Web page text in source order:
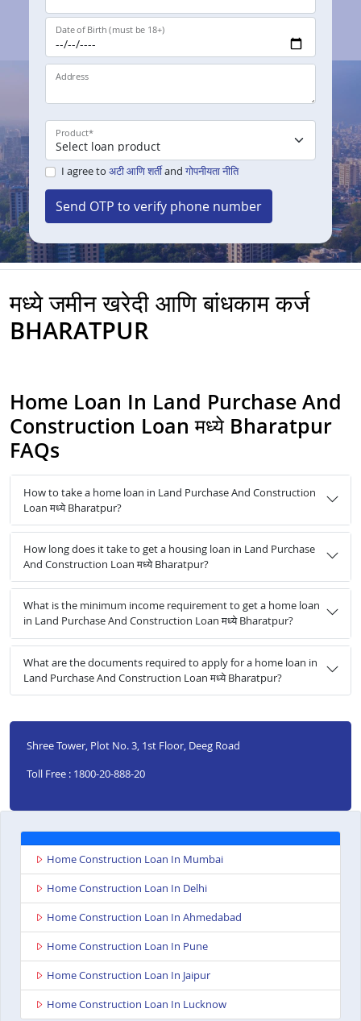
Date of Birth (must be 18+)
Address
Product*
I agree to अटी आणि शर्तीand गोपनीयता नीति
Send OTP to verify phone number
मध्ये जमीन खरेदी आणि बांधकाम कर्ज
BHARATPUR
Home Loan In Land Purchase And
Construction Loan मध्ये Bharatpur
FAQs
How to take a home loan in Land Purchase And Construction
Loan मध्ये Bharatpur?
How long does it take to get a housing loan in Land Purchase
And Construction Loan मध्ये Bharatpur?
What is the minimum income requirement to get a home loan
in Land Purchase And Construction Loan मध्ये Bharatpur?
What are the documents required to apply for a home loan in
Land Purchase And Construction Loan मध्ये Bharatpur?
Shree Tower, Plot No. 3, 1st Floor, Deeg Road
Toll Free : 1800-20-888-20
Home Construction Loan In Mumbai
Home Construction Loan In Delhi
Home Construction Loan In Ahmedabad
Home Construction Loan In Pune
Home Construction Loan In Jaipur
Home Construction Loan In Lucknow